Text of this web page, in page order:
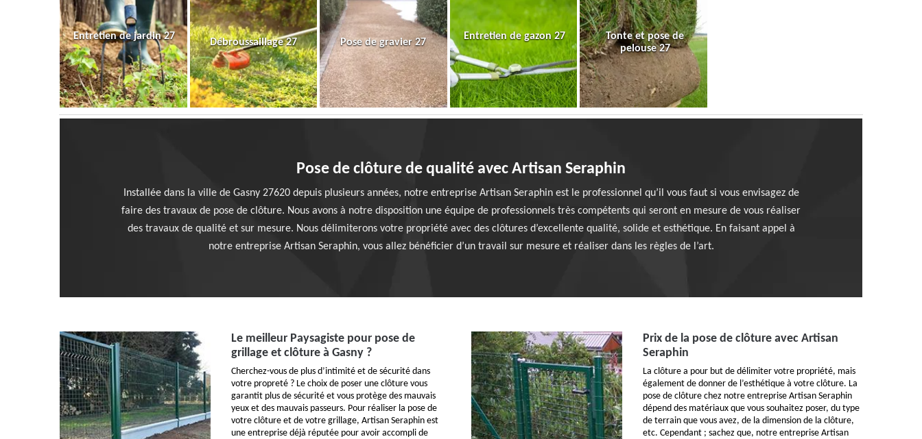
Entretien de jardin 27
Débroussaillage 27 Pose de gravier 27
Entretien de gazon 27
Tonte et pose de
pelouse 27
Pose de clôture de qualité avec Artisan Seraphin
Installée dans la ville de Gasny 27620 depuis plusieurs années, notre entreprise Artisan Seraphin est le professionnel qu’il vous faut si vous envisagez de
faire des travaux de pose de clôture. Nous avons à notre disposition une équipe de professionnels très compétents qui seront en mesure de vous réaliser
des travaux de qualité et sur mesure. Nous délimiterons votre propriété avec des clôtures d’excellente qualité, solide et esthétique. En faisant appel à
notre entreprise Artisan Seraphin, vous allez bénéficier d’un travail sur mesure et réaliser dans les règles de l’art.
Le meilleur Paysagiste pour pose de
grillage et clôture à Gasny ?
Cherchez-vous de plus d’intimité et de sécurité dans
votre propreté ? Le choix de poser une clôture vous
garantit plus de sécurité et vous protège des mauvais
yeux et des mauvais passeurs. Pour réaliser la pose de
votre clôture et de votre grillage, Artisan Seraphin est
une entreprise déjà réputée pour avoir accompli de
Prix de la pose de clôture avec Artisan
Seraphin
La clôture a pour but de délimiter votre propriété, mais
également de donner de l’esthétique à votre clôture. La
pose de clôture chez notre entreprise Artisan Seraphin
dépend des matériaux que vous souhaitez poser, du type
de terrain que vous avez, de la dimension de la clôture,
etc. Cependant ; sachez que, notre entreprise Artisan